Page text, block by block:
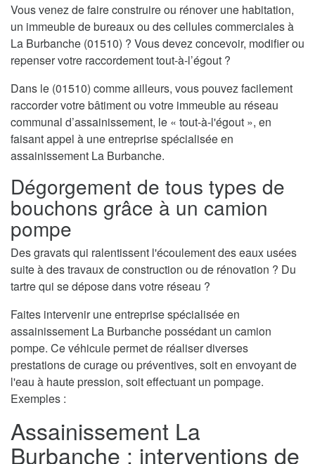
Vous venez de faire construire ou rénover une habitation,
un immeuble de bureaux ou des cellules commerciales à
La Burbanche (01510) ? Vous devez concevoir, modifier ou
repenser votre raccordement tout-à-l’égout ?
Dans le (01510) comme ailleurs, vous pouvez facilement
raccorder votre bâtiment ou votre immeuble au réseau
communal d’assainissement, le « tout-à-l'égout », en
faisant appel à une entreprise spécialisée en
assainissement La Burbanche.
Dégorgement de tous types de
bouchons grâce à un camion
pompe
Des gravats qui ralentissent l'écoulement des eaux usées
suite à des travaux de construction ou de rénovation ? Du
tartre qui se dépose dans votre réseau ?
Faites intervenir une entreprise spécialisée en
assainissement La Burbanche possédant un camion
pompe. Ce véhicule permet de réaliser diverses
prestations de curage ou préventives, soit en envoyant de
l'eau à haute pression, soit effectuant un pompage.
Exemples :
Assainissement La
Burbanche : interventions de